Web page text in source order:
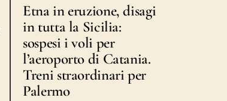
Etna in eruzione, disagi
in tutta la Sicilia:
sospesi i voli per
l’aeroporto di Catania.
Treni straordinari per
Palermo